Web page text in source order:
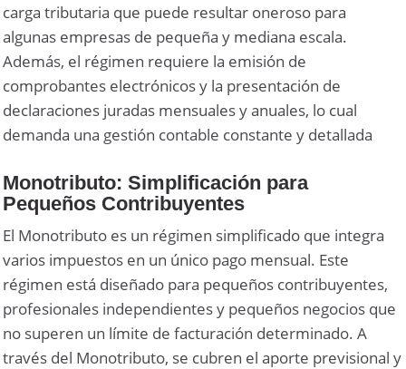
carga tributaria que puede resultar oneroso para
algunas empresas de pequeña y mediana escala.
Además, el régimen requiere la emisión de
comprobantes electrónicos y la presentación de
declaraciones juradas mensuales y anuales, lo cual
demanda una gestión contable constante y detallada
Monotributo: Simplificación para
Pequeños Contribuyentes
El Monotributo es un régimen simplificado que integra
varios impuestos en un único pago mensual. Este
régimen está diseñado para pequeños contribuyentes,
profesionales independientes y pequeños negocios que
no superen un límite de facturación determinado. A
través del Monotributo, se cubren el aporte previsional y